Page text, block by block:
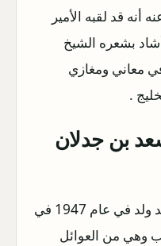
أنه قد لقبه الأمير
بشعره الشيخ
معاني ومغازي
.
بن جدلان
هو من أكبر الشعراء في الخليج فقد ولد في عام 1947 في
وهي من العوائل